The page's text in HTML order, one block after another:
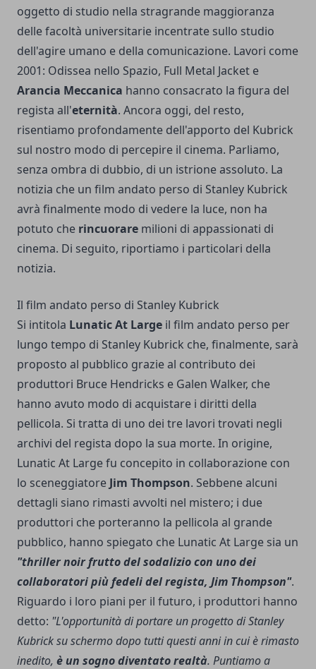
oggetto di studio nella stragrande maggioranza
delle facoltà universitarie incentrate sullo studio
dell'agire umano e della comunicazione. Lavori come
2001: Odissea nello Spazio, Full Metal Jacket e
Arancia Meccanica hanno consacrato la figura del
regista all'eternità. Ancora oggi, del resto,
risentiamo profondamente dell'apporto del Kubrick
sul nostro modo di percepire il cinema. Parliamo,
senza ombra di dubbio, di un istrione assoluto. La
notizia che un film andato perso di Stanley Kubrick
avrà finalmente modo di vedere la luce, non ha
potuto che rincuorare milioni di appassionati di
cinema. Di seguito, riportiamo i particolari della
notizia.
Il film andato perso di Stanley Kubrick
Si intitola Lunatic At Large il film andato perso per
lungo tempo di Stanley Kubrick che, finalmente, sarà
proposto al pubblico grazie al contributo dei
produttori Bruce Hendricks e Galen Walker, che
hanno avuto modo di acquistare i diritti della
pellicola. Si tratta di uno dei tre lavori trovati negli
archivi del regista dopo la sua morte. In origine,
Lunatic At Large fu concepito in collaborazione con
lo sceneggiatore Jim Thompson. Sebbene alcuni
dettagli siano rimasti avvolti nel mistero; i due
produttori che porteranno la pellicola al grande
pubblico, hanno spiegato che Lunatic At Large sia un
"thriller noir frutto del sodalizio con uno dei
collaboratori più fedeli del regista, Jim Thompson".
Riguardo i loro piani per il futuro, i produttori hanno
detto: "L'opportunità di portare un progetto di Stanley
Kubrick su schermo dopo tutti questi anni in cui è rimasto
inedito, è un sogno diventato realtà. Puntiamo a